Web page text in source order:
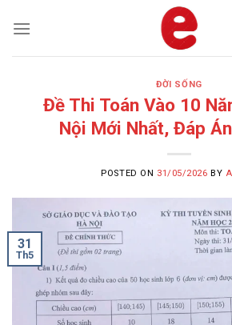
ĐỜI SỐNG
Đề Thi Toán Vào 10
Nội Mới Nhất, Đáp
POSTED ON 31/05/2026 BY
31
Th5